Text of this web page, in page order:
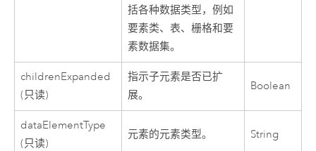
括各种数据类型，例如
要素类、表、栅格和要
素数据集。
childrenExpanded
(只读)
指示子元素是否已扩
展。
Boolean
dataElementType
(只读)
元素的元素类型。 String